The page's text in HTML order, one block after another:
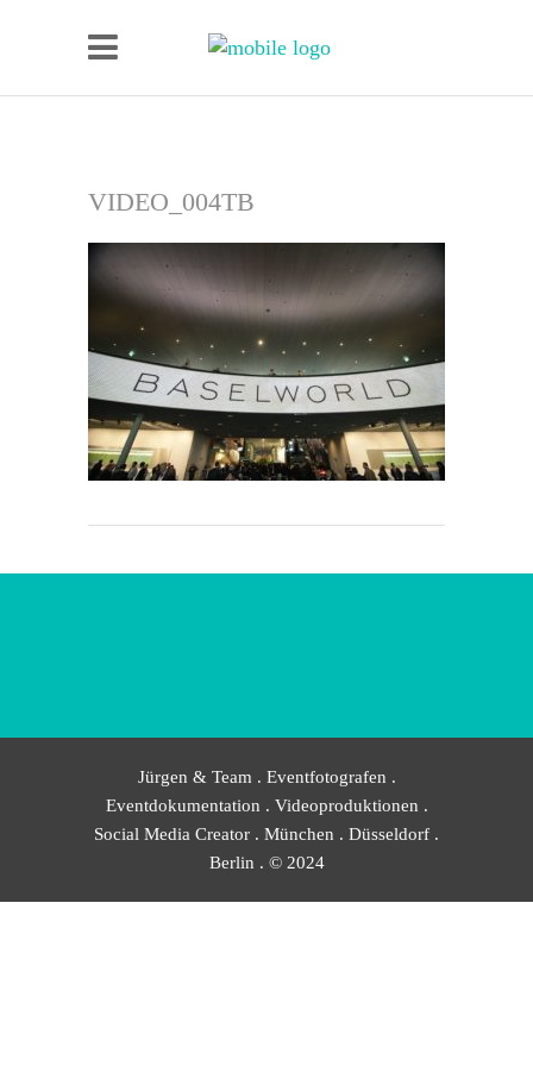
VIDEO_004TB
Jürgen & Team . Eventfotografen .
Eventdokumentation . Videoproduktionen .
Social Media Creator . München . Düsseldorf .
Berlin . © 2024